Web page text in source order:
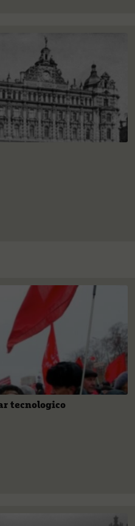
tecnologico